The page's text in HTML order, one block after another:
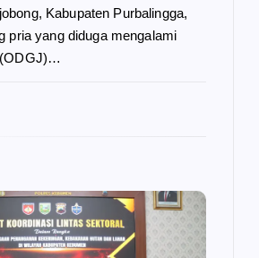
Kabupaten Purbalingga,
pria yang diduga mengalami
(ODGJ)…